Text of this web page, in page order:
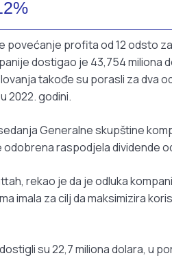
povećanje profita od 12 odsto
dostigao je 43,754 miliona
takođe su porasli za dva
2022. godini.
Generalne skupštine
raspodjela dividende
rekao je da je odluka
imala za cilj da maksimizira
su 22,7 miliona dolara, u